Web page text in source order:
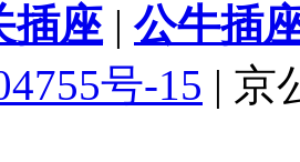
插座 | 公牛插
号-15 | 京